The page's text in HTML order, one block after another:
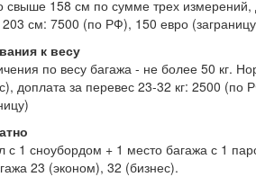
свыше 158 см по сумме трех
см: 7500 (по РФ), 150 евро
к весу
по весу багажа - не более 50 кг.
доплата за перевес 23-32 кг: 2500
с 1 сноубордом + 1 место багажа с 1
23 (эконом), 32 (бизнес).